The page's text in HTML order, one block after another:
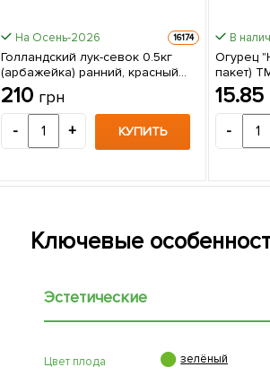
На Осень-2026 16174
Голландский лук-севок 0.5кг
(арбажейка) ранний, красный
"Red Baron"
210 грн
- + КУПИТЬ
В
Огурец
пакет)
15.85
-
Ключевые
Эстетические
Цвет плода  зелёный